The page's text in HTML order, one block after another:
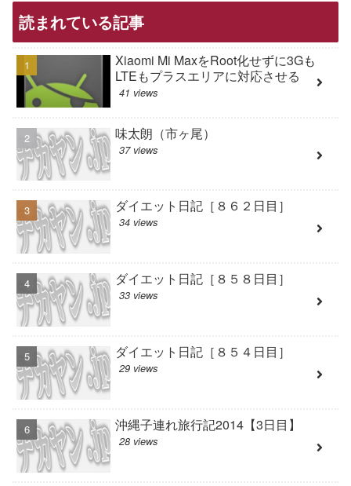
読まれている記事
Xiaomi Mi MaxをRoot化せずに3Gも
LTEもプラスエリアに対応させる
41 views
味太朗（市ヶ尾）
37 views
ダイエット日記［８６２日目］
34 views
ダイエット日記［８５８日目］
33 views
ダイエット日記［８５４日目］
29 views
沖縄子連れ旅行記2014【3日目】
28 views